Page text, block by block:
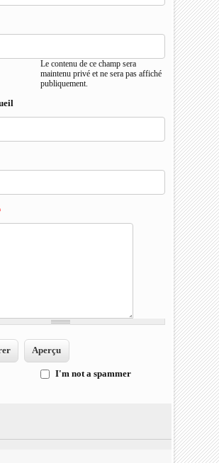
Le contenu de ce champ sera
maintenu privé et ne sera pas affiché
publiquement.
I'm not a spammer